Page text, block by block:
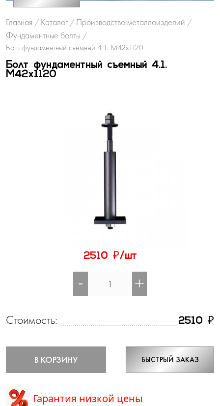
Главная / Каталог / Производство металлоизделий /
Фундаментные болты /
Болт фундаментный съемный 4.1. М42х1120
Болт фундаментный съемный 4.1.
М42х1120
2510 ₽/шт
- +
Стоимость: 2510 ₽
В КОРЗИНУ БЫСТРЫЙ ЗАКАЗ
Гарантия низкой цены